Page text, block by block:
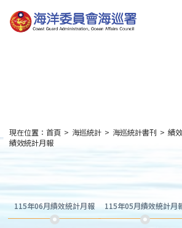
到
主
:::
現在位置： 首頁 > 海巡統計 > 海巡統計書刊 > 績
績效統計月報
115年06月績效統計月報 115年05月績效統計月